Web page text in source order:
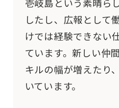
壱岐島という素晴ら
したし、広報として
けでは経験できない
ています。新しい仲
キルの幅が増えたり
いています。